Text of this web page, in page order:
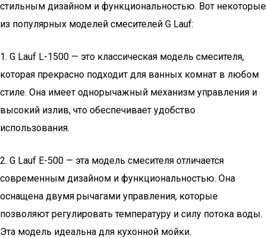
стильным дизайном и функциональностью. Вот некоторые
из популярных моделей смесителей G Lauf:
1. G Lauf L-1500 — это классическая модель смесителя,
которая прекрасно подходит для ванных комнат в любом
стиле. Она имеет однорычажный механизм управления и
высокий излив, что обеспечивает удобство
использования.
2. G Lauf E-500 — эта модель смесителя отличается
современным дизайном и функциональностью. Она
оснащена двумя рычагами управления, которые
позволяют регулировать температуру и силу потока воды.
Эта модель идеальна для кухонной мойки.